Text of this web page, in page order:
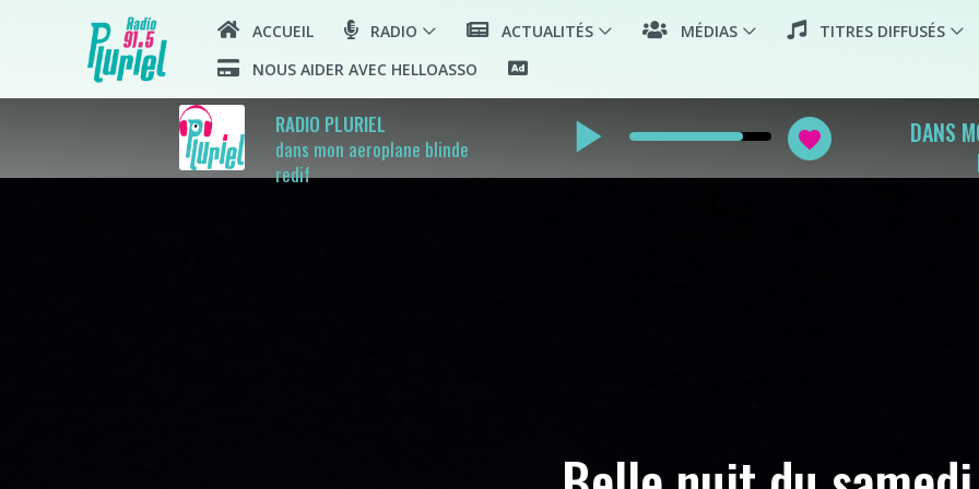
ACCUEIL RADIO ACTUALITÉS MÉDIAS TITRES DIFFUSÉS
NOUS AIDER AVEC HELLOASSO
RADIO PLURIEL
dans mon aeroplane blinde
redif
play_arrow favorite
DANS